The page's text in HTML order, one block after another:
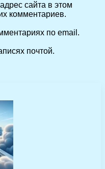
сайта в этом
комментариев.
по email.
почтой.